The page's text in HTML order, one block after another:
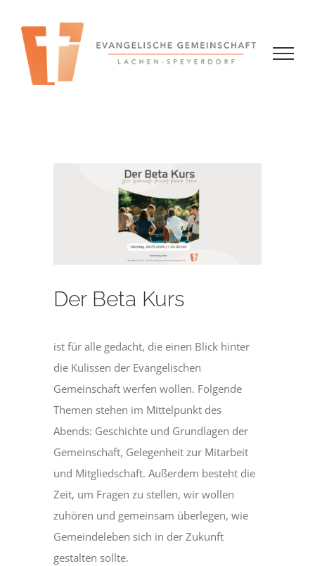
Inhalt
springen
Der Beta Kurs
ist für alle gedacht, die einen Blick hinter
die Kulissen der Evangelischen
Gemeinschaft werfen wollen. Folgende
Themen stehen im Mittelpunkt des
Abends: Geschichte und Grundlagen der
Gemeinschaft, Gelegenheit zur Mitarbeit
und Mitgliedschaft. Außerdem besteht die
Zeit, um Fragen zu stellen, wir wollen
zuhören und gemeinsam überlegen, wie
Gemeindeleben sich in der Zukunft
gestalten sollte.